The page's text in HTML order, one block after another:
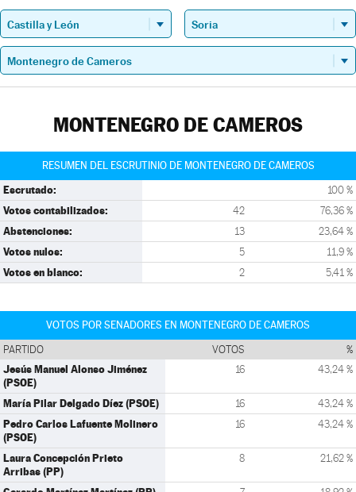
MONTENEGRO DE CAMEROS
RESUMEN DEL ESCRUTINIO DE MONTENEGRO DE CAMEROS
Escrutado: 100 %
Votos contabilizados: 42 76,36 %
Abstenciones: 13 23,64 %
Votos nulos: 5 11,9 %
Votos en blanco: 2 5,41 %
VOTOS POR SENADORES EN MONTENEGRO DE CAMEROS
PARTIDO VOTOS %
Jesús Manuel Alonso Jiménez
(PSOE)
16 43,24 %
María Pilar Delgado Díez (PSOE) 16 43,24 %
Pedro Carlos Lafuente Molinero
(PSOE)
16 43,24 %
Laura Concepción Prieto
Arribas (PP)
8 21,62 %